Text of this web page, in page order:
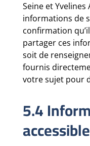
Seine et
informations de
confirmation
partager ces
soit de
fournis
votre sujet pour
5.4